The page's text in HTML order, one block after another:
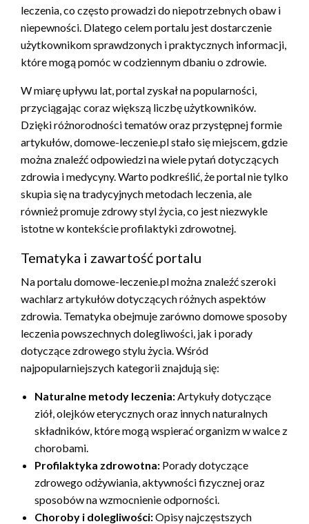
leczenia, co często prowadzi do niepotrzebnych obaw i
niepewności. Dlatego celem portalu jest dostarczenie
użytkownikom sprawdzonych i praktycznych informacji,
które mogą pomóc w codziennym dbaniu o zdrowie.
W miarę upływu lat, portal zyskał na popularności,
przyciągając coraz większą liczbę użytkowników.
Dzięki różnorodności tematów oraz przystępnej formie
artykułów, domowe-leczenie.pl stało się miejscem, gdzie
można znaleźć odpowiedzi na wiele pytań dotyczących
zdrowia i medycyny. Warto podkreślić, że portal nie tylko
skupia się na tradycyjnych metodach leczenia, ale
również promuje zdrowy styl życia, co jest niezwykle
istotne w kontekście profilaktyki zdrowotnej.
Tematyka i zawartość portalu
Na portalu domowe-leczenie.pl można znaleźć szeroki
wachlarz artykułów dotyczących różnych aspektów
zdrowia. Tematyka obejmuje zarówno domowe sposoby
leczenia powszechnych dolegliwości, jak i porady
dotyczące zdrowego stylu życia. Wśród
najpopularniejszych kategorii znajdują się:
Naturalne metody leczenia:Artykuły dotyczące
ziół, olejków eterycznych oraz innych naturalnych
składników, które mogą wspierać organizm w walce z
chorobami.
Profilaktyka zdrowotna: Porady dotyczące
zdrowego odżywiania, aktywności fizycznej oraz
sposobów na wzmocnienie odporności.
Choroby i dolegliwości:Opisy najczęstszych